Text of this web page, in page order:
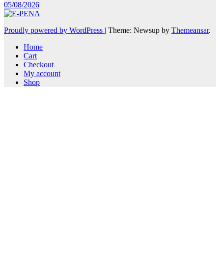
05/08/2026
Proudly powered by WordPress | Theme: Newsup by Themeansar.
Home
Cart
Checkout
My account
Shop